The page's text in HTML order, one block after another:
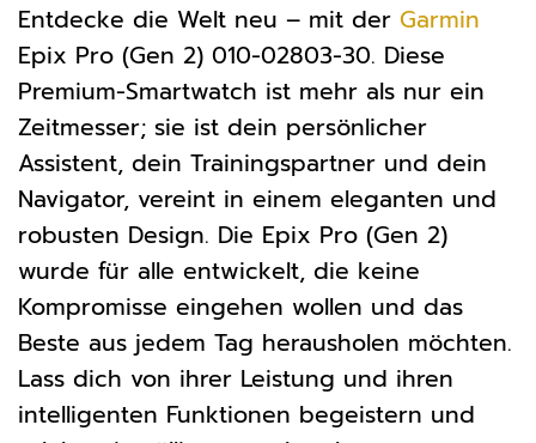
Entdecke die Welt neu – mit der Garmin
Epix Pro (Gen 2) 010-02803-30. Diese
Premium-Smartwatch ist mehr als nur ein
Zeitmesser; sie ist dein persönlicher
Assistent, dein Trainingspartner und dein
Navigator, vereint in einem eleganten und
robusten Design. Die Epix Pro (Gen 2)
wurde für alle entwickelt, die keine
Kompromisse eingehen wollen und das
Beste aus jedem Tag herausholen möchten.
Lass dich von ihrer Leistung und ihren
intelligenten Funktionen begeistern und